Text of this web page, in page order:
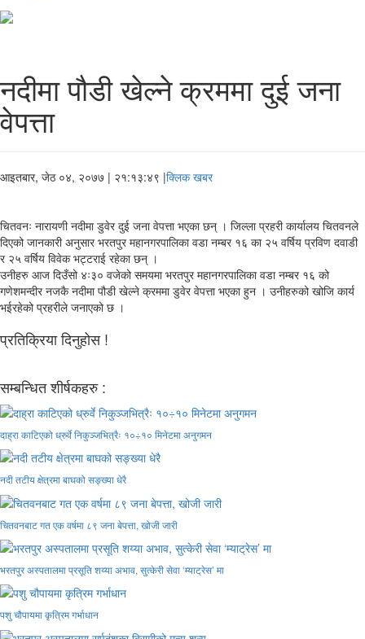
नदीमा पौडी खेल्ने क्रममा दुई जना
वेपत्ता
आइतबार, जेठ ०४, २०७७ | २१:१३:४९ |क्लिक खबर
चितवनः नारायणी नदीमा डुवेर दुई जना वेपत्ता भएका छन् । जिल्ला प्रहरी कार्यालय चितवनले
दिएको जानकारी अनुसार भरतपुर महानगरपालिका वडा नम्बर १६ का २५ वर्षिय प्रविण दवाडी
र २५ वर्षिय विवेक भट्टराई रहेका छन् ।
उनीहरु आज दिउँसो ४ः३० वजेको समयमा भरतपुर महानगरपालिका वडा नम्बर १६ को
गणेशमन्दीर नजकै नदीमा पौडी खेल्ने क्रममा डुवेर वेपत्ता भएका हुन । उनीहरुको खोजि कार्य
भईरहेको प्रहरीले जनाएको छ ।
प्रतिक्रिया दिनुहोस !
सम्बन्धित शीर्षकहरु :
दाह्रा काटिएको ध्रुर्वे निकुञ्जभित्रैः १०÷१० मिनेटमा अनुगमन
नदी तटीय क्षेत्रमा बाघको सङ्ख्या धेरै
चितवनबाट गत एक वर्षमा ८९ जना बेपत्ता, खोजी जारी
भरतपुर अस्पतालमा प्रसूति शय्या अभाव, सुत्केरी सेवा ‘म्याट्रेस’ मा
पशु चौपायमा कृत्रिम गर्भाधान